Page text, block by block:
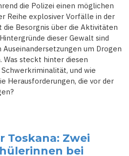
die Polizei einen möglichen
Reihe explosiver Vorfälle in der
Besorgnis über die Aktivitäten
dieser Gewalt sind
um Drogen
Was steckt hinter diesen
und wie
Herausforderungen, die vor der
Toskana: Zwei
bei